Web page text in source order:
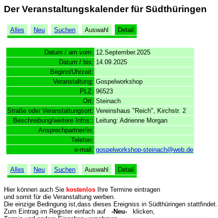
Der Veranstaltungskalender für Südthüringen
Alles Neu Suchen Auswahl Detail
Datum / am vom: 12.September.2025
Datum / bis: 14.09.2025
Beginn/Uhrzeit:
Veranstaltung: Gospelworkshop
PLZ: 96523
Ort: Steinach
Straße oder Veranstaltungsort: Vereinshaus "Reich", Kirchstr. 2
Beschreibung/weitere Infos:: Leitung: Adrienne Morgan
Ansprechpartner/in:
Telefon:
e-mail: gospelworkshop-steinach@web.de
Alles Neu Suchen Auswahl Detail
Hier können auch Sie kostenlos Ihre Termine eintragen
und somit für die Veranstaltung werben.
Die einzige Bedingung ist,dass dieses Ereigniss in Südthüringen stattfindet.
Zum Eintrag im Register einfach auf -Neu- klicken,